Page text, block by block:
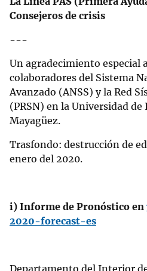
Consejeros de crisis
---
Un agradecimiento especial
colaboradores del Sistema
Avanzado (ANSS) y la Red
(PRSN) en la Universidad de
Mayagüez.
Trasfondo: destrucción de
enero del 2020.
i) Informe de Pronóstico en
2020-forecast-es
Departamento del Interior de